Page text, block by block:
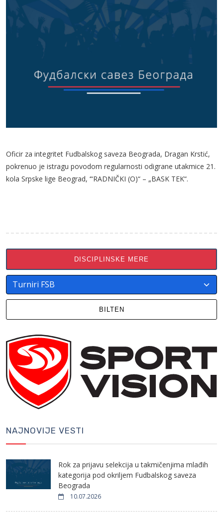
Oficir za integritet Fudbalskog saveza Beograda, Dragan Krstić,
pokrenuo je istragu povodom regularnosti odigrane utakmice 21.
kola Srpske lige Beograd, ‘“RADNIČKI (O)“ – „BASK TEK“.
DISCIPLINSKE MERE
BILTEN
NAJNOVIJE VESTI
Rok za prijavu selekcija u takmičenjima mlađih
kategorija pod okriljem Fudbalskog saveza
Beograda
10.07.2026